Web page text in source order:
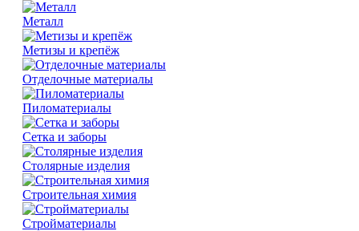
Металл
Метизы и крепёж
Отделочные материалы
Пиломатериалы
Сетка и заборы
Столярные изделия
Строительная химия
Стройматериалы